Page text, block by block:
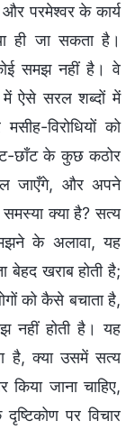
और परमेश्वर के कार्य
ही जा सकता है।
समझ नहीं है। वे
में ऐसे सरल शब्दों में
विरोधियों को
छाँट के कुछ कठोर
जाएँगे, और अपने
समस्या क्या है? सत्य
के अलावा, यह
बेहद खराब होती है;
को कैसे बचाता है,
नहीं होती है। यह
है, क्या उसमें सत्य
जाना चाहिए,
पर विचार